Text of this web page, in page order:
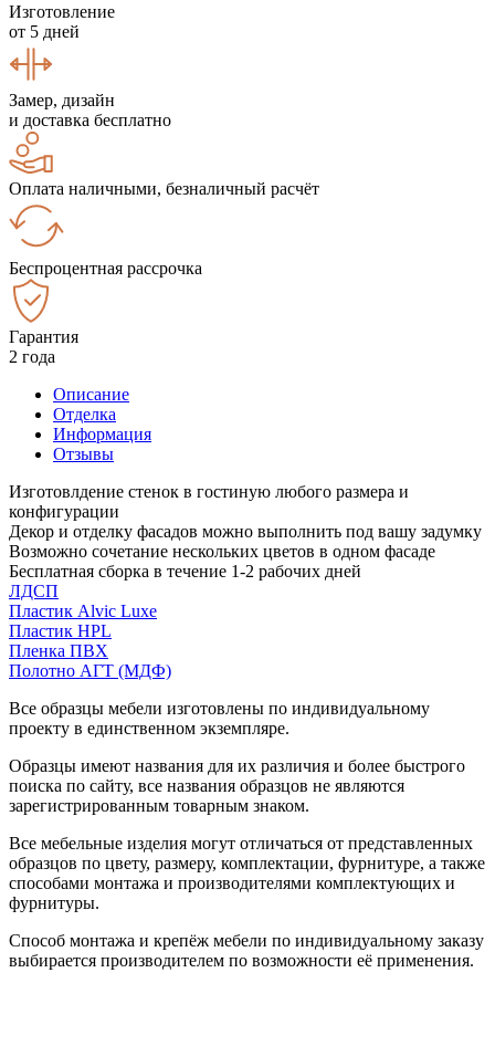
Изготовление
от 5 дней
Замер, дизайн
и доставка бесплатно
Оплата наличными, безналичный расчёт
Беспроцентная рассрочка
Гарантия
2 года
Описание
Отделка
Информация
Отзывы
Изготовлдение стенок в гостиную любого размера и
конфигурации
Декор и отделку фасадов можно выполнить под вашу задумку
Возможно сочетание нескольких цветов в одном фасаде
Бесплатная сборка в течение 1-2 рабочих дней
ЛДСП
Пластик Alvic Luxe
Пластик HPL
Пленка ПВХ
Полотно АГТ (МДФ)
Все образцы мебели изготовлены по индивидуальному
проекту в единственном экземпляре.
Образцы имеют названия для их различия и более быстрого
поиска по сайту, все названия образцов не являются
зарегистрированным товарным знаком.
Все мебельные изделия могут отличаться от представленных
образцов по цвету, размеру, комплектации, фурнитуре, а также
способами монтажа и производителями комплектующих и
фурнитуры.
Способ монтажа и крепёж мебели по индивидуальному заказу
выбирается производителем по возможности её применения.